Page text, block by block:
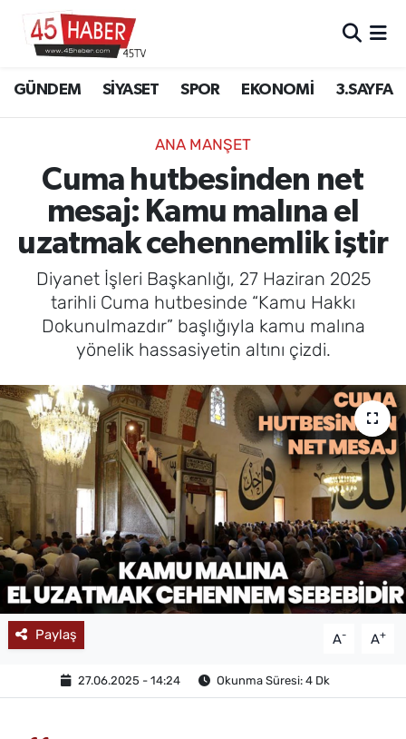
GÜNDEM SİYASET SPOR EKONOMİ 3.SAYFA
ANA MANŞET
Cuma hutbesinden net
mesaj: Kamu malına el
uzatmak cehennemlik iştir
Diyanet İşleri Başkanlığı, 27 Haziran 2025
tarihli Cuma hutbesinde “Kamu Hakkı
Dokunulmazdır” başlığıyla kamu malına
yönelik hassasiyetin altını çizdi.
Paylaş A- A+
27.06.2025 - 14:24 Okunma Süresi: 4 Dk
SİYASET
EKONOMİ
3.SAYFA
EĞİTİM
SAĞLIK
YAŞAM
MAGAZİN
Manisa Hava Durumu
Manisa Trafik Yoğunluk Haritası
Süper Lig Puan Durumu ve Fikstür
Tüm Manşetler
Son Dakika Haberleri
Haber Arşivi